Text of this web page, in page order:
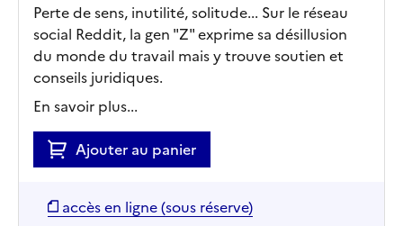
Perte de sens, inutilité, solitude... Sur le réseau
social Reddit, la gen "Z" exprime sa désillusion
du monde du travail mais y trouve soutien et
conseils juridiques.
En savoir plus...
Ajouter au panier
accès en ligne (sous réserve)